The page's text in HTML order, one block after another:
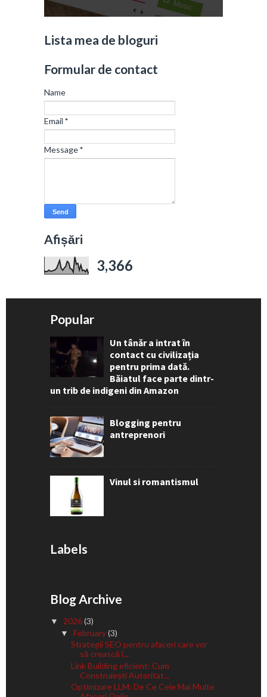
Lista mea de bloguri
Formular de contact
Name
Email *
Message*
Afișări
3,366
Popular
Un tânăr a intrat în
contact cu civilizația
pentru prima dată.
Băiatul face parte dintr-
un trib de indigeni din Amazon
Blogging pentru
antreprenori
Vinul si romantismul
Labels
Blog Archive
▼ 2026(3)
▼ February(3)
Strategii SEO pentru afaceri care vor
să crească î...
Link Building eficient: Cum
Construiești Autoritat...
Optimizare LLM: De Ce Cele Mai Multe